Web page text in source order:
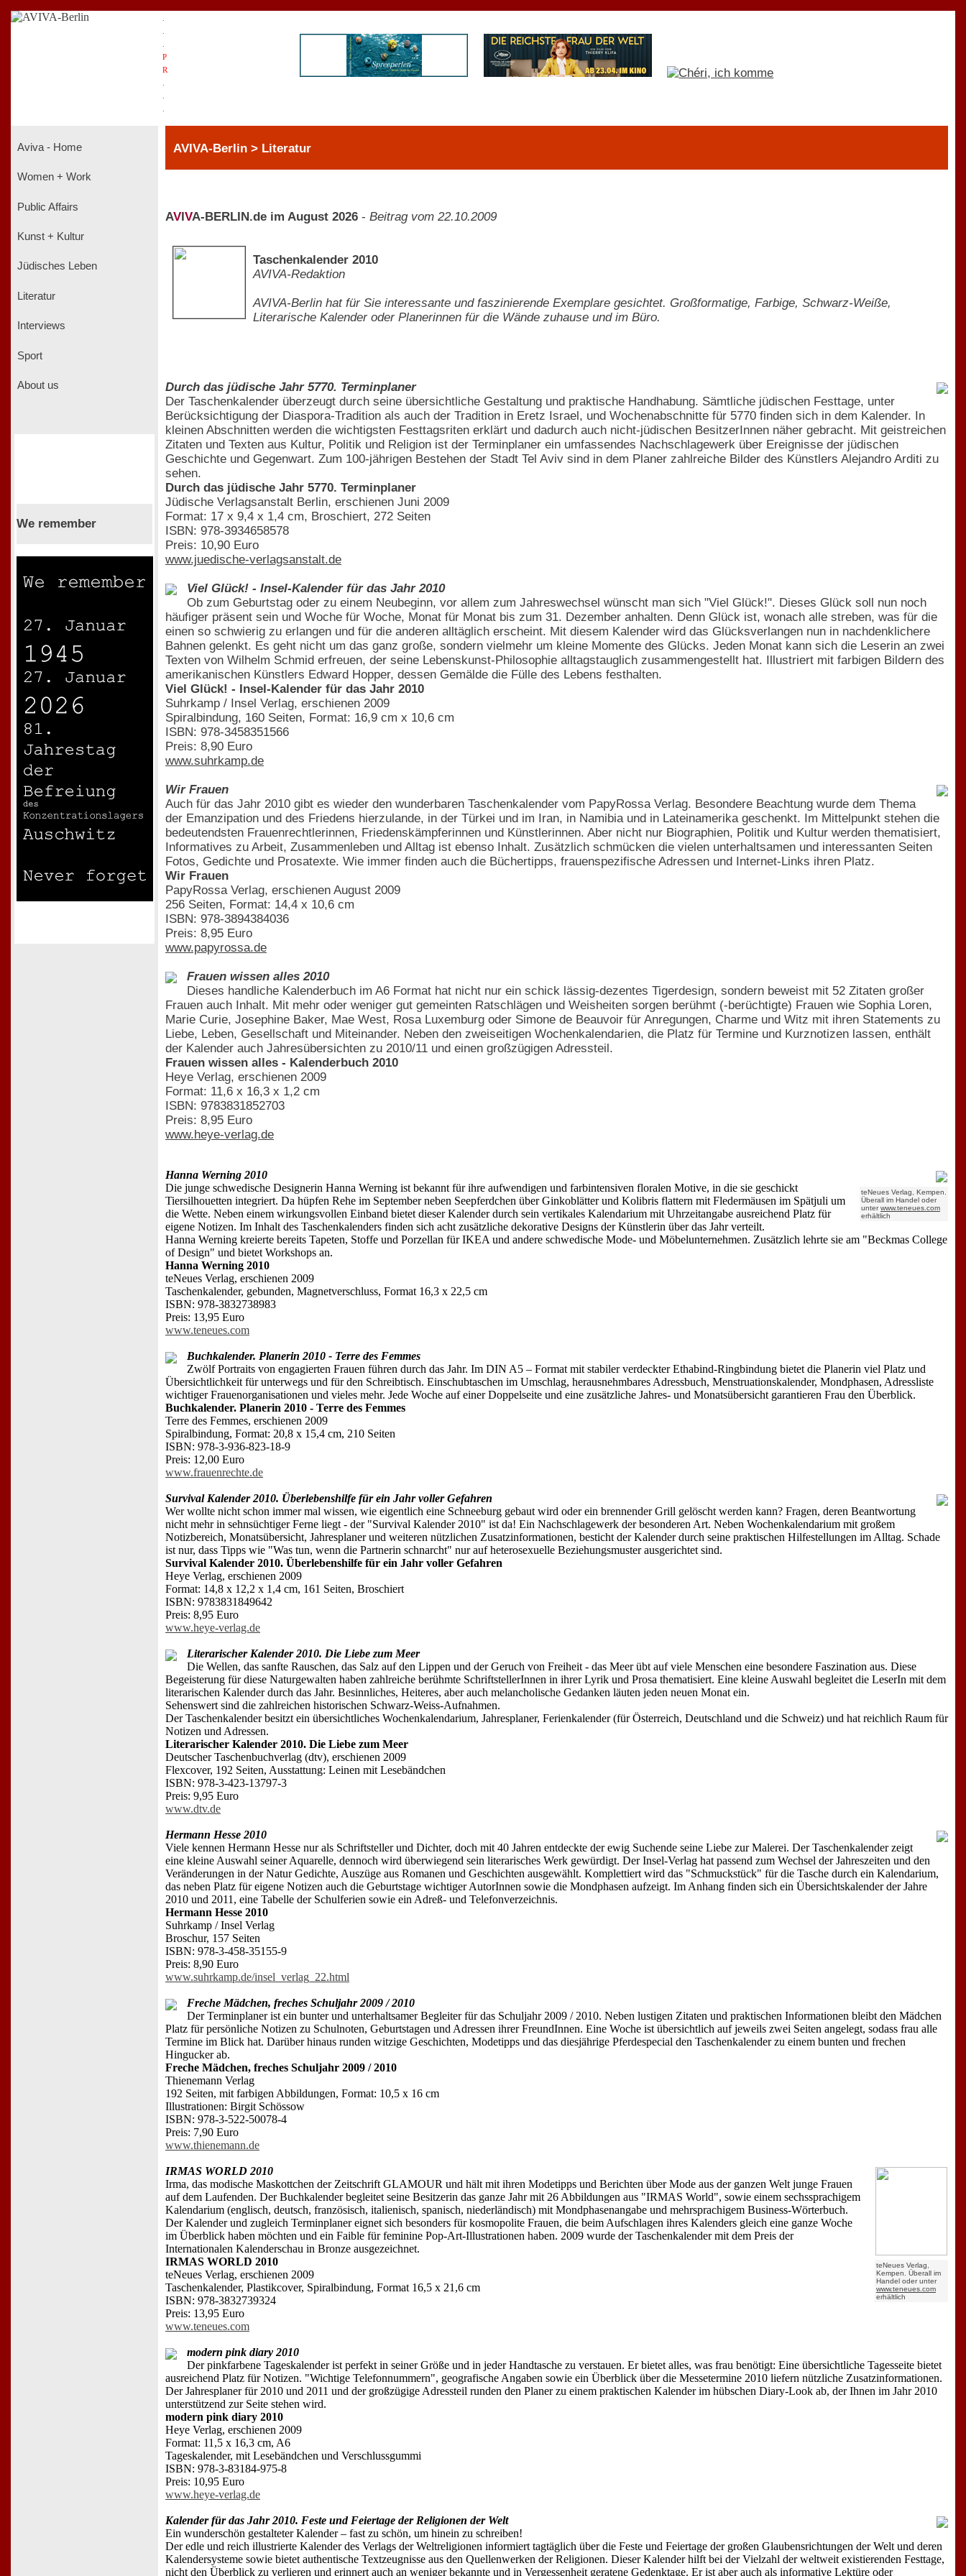
P
R
Aviva - Home
Women + Work
Public Affairs
Kunst + Kultur
Jüdisches Leben
Literatur
Interviews
Sport
About us
We remember
AVIVA-Berlin > Literatur
AV VA-BERLIN.de im August 2026 - Beitrag vom 22.10.2009
Taschenkalender 2010
AVIVA-Redaktion
AVIVA-Berlin hat für Sie interessante und faszinierende Exemplare gesichtet. Großformatige, Farbige, Schwarz-Weiße,
Literarische Kalender oder Planerinnen für die Wände zuhause und im Büro.
Durch das jüdische Jahr 5770. Terminplaner
Der Taschenkalender überzeugt durch seine übersichtliche Gestaltung und praktische Handhabung. Sämtliche jüdischen Festtage, unter
Berücksichtigung der Diaspora-Tradition als auch der Tradition in Eretz Israel, und Wochenabschnitte für 5770 finden sich in dem Kalender. In
kleinen Abschnitten werden die wichtigsten Festtagsriten erklärt und dadurch auch nicht-jüdischen BesitzerInnen näher gebracht. Mit geistreichen
Zitaten und Texten aus Kultur, Politik und Religion ist der Terminplaner ein umfassendes Nachschlagewerk über Ereignisse der jüdischen
Geschichte und Gegenwart. Zum 100-jährigen Bestehen der Stadt Tel Aviv sind in dem Planer zahlreiche Bilder des Künstlers Alejandro Arditi zu
sehen.
Durch das jüdische Jahr 5770. Terminplaner
Jüdische Verlagsanstalt Berlin, erschienen Juni 2009
Format: 17 x 9,4 x 1,4 cm, Broschiert, 272 Seiten
ISBN: 978-3934658578
Preis: 10,90 Euro
www.juedische-verlagsanstalt.de
Viel Glück! - Insel-Kalender für das Jahr 2010
Ob zum Geburtstag oder zu einem Neubeginn, vor allem zum Jahreswechsel wünscht man sich "Viel Glück!". Dieses Glück soll nun noch
häufiger präsent sein und Woche für Woche, Monat für Monat bis zum 31. Dezember anhalten. Denn Glück ist, wonach alle streben, was für die
einen so schwierig zu erlangen und für die anderen alltäglich erscheint. Mit diesem Kalender wird das Glücksverlangen nun in nachdenklichere
Bahnen gelenkt. Es geht nicht um das ganz große, sondern vielmehr um kleine Momente des Glücks. Jeden Monat kann sich die Leserin an zwei
Texten von Wilhelm Schmid erfreuen, der seine Lebenskunst-Philosophie alltagstauglich zusammengestellt hat. Illustriert mit farbigen Bildern des
amerikanischen Künstlers Edward Hopper, dessen Gemälde die Fülle des Lebens festhalten.
Viel Glück! - Insel-Kalender für das Jahr 2010
Suhrkamp / Insel Verlag, erschienen 2009
Spiralbindung, 160 Seiten, Format: 16,9 cm x 10,6 cm
ISBN: 978-3458351566
Preis: 8,90 Euro
www.suhrkamp.de
Wir Frauen
Auch für das Jahr 2010 gibt es wieder den wunderbaren Taschenkalender vom PapyRossa Verlag. Besondere Beachtung wurde dem Thema
der Emanzipation und des Friedens hierzulande, in der Türkei und im Iran, in Namibia und in Lateinamerika geschenkt. Im Mittelpunkt stehen die
bedeutendsten Frauenrechtlerinnen, Friedenskämpferinnen und Künstlerinnen. Aber nicht nur Biographien, Politik und Kultur werden thematisiert,
Informatives zu Arbeit, Zusammenleben und Alltag ist ebenso Inhalt. Zusätzlich schmücken die vielen unterhaltsamen und interessanten Seiten
Fotos, Gedichte und Prosatexte. Wie immer finden auch die Büchertipps, frauenspezifische Adressen und Internet-Links ihren Platz.
Wir Frauen
PapyRossa Verlag, erschienen August 2009
256 Seiten, Format: 14,4 x 10,6 cm
ISBN: 978-3894384036
Preis: 8,95 Euro
www.papyrossa.de
Frauen wissen alles 2010
Dieses handliche Kalenderbuch im A6 Format hat nicht nur ein schick lässig-dezentes Tigerdesign, sondern beweist mit 52 Zitaten großer
Frauen auch Inhalt. Mit mehr oder weniger gut gemeinten Ratschlägen und Weisheiten sorgen berühmt (-berüchtigte) Frauen wie Sophia Loren,
Marie Curie, Josephine Baker, Mae West, Rosa Luxemburg oder Simone de Beauvoir für Anregungen, Charme und Witz mit ihren Statements zu
Liebe, Leben, Gesellschaft und Miteinander. Neben den zweiseitigen Wochenkalendarien, die Platz für Termine und Kurznotizen lassen, enthält
der Kalender auch Jahresübersichten zu 2010/11 und einen großzügigen Adressteil.
Frauen wissen alles - Kalenderbuch 2010
Heye Verlag, erschienen 2009
Format: 11,6 x 16,3 x 1,2 cm
ISBN: 9783831852703
Preis: 8,95 Euro
www.heye-verlag.de
teNeues Verlag, Kempen.
Überall im Handel oder
unterwww.teneues.com
erhältlich
Hanna Werning 2010
Die junge schwedische Designerin Hanna Werning ist bekannt für ihre aufwendigen und farbintensiven floralen Motive, in die sie geschickt
Tiersilhouetten integriert. Da hüpfen Rehe im September neben Seepferdchen über Ginkoblätter und Kolibris flattern mit Fledermäusen im Spätjuli um
die Wette. Neben einem wirkungsvollen Einband bietet dieser Kalender durch sein vertikales Kalendarium mit Uhrzeitangabe ausreichend Platz für
eigene Notizen. Im Inhalt des Taschenkalenders finden sich acht zusätzliche dekorative Designs der Künstlerin über das Jahr verteilt.
Hanna Werning kreierte bereits Tapeten, Stoffe und Porzellan für IKEA und andere schwedische Mode- und Möbelunternehmen. Zusätzlich lehrte sie am "Beckmas College
of Design" und bietet Workshops an.
Hanna Werning 2010
teNeues Verlag, erschienen 2009
Taschenkalender, gebunden, Magnetverschluss, Format 16,3 x 22,5 cm
ISBN: 978-3832738983
Preis: 13,95 Euro
www.teneues.com
Buchkalender. Planerin 2010 - Terre des Femmes
Zwölf Portraits von engagierten Frauen führen durch das Jahr. Im DIN A5 – Format mit stabiler verdeckter Ethabind-Ringbindung bietet die Planerin viel Platz und
Übersichtlichkeit für unterwegs und für den Schreibtisch. Einschubtaschen im Umschlag, herausnehmbares Adressbuch, Menstruationskalender, Mondphasen, Adressliste
wichtiger Frauenorganisationen und vieles mehr. Jede Woche auf einer Doppelseite und eine zusätzliche Jahres- und Monatsübersicht garantieren Frau den Überblick.
Buchkalender. Planerin 2010 - Terre des Femmes
Terre des Femmes, erschienen 2009
Spiralbindung, Format: 20,8 x 15,4 cm, 210 Seiten
ISBN: 978-3-936-823-18-9
Preis: 12,00 Euro
www.frauenrechte.de
Survival Kalender 2010. Überlebenshilfe für ein Jahr voller Gefahren
Wer wollte nicht schon immer mal wissen, wie eigentlich eine Schneeburg gebaut wird oder ein brennender Grill gelöscht werden kann? Fragen, deren Beantwortung
nicht mehr in sehnsüchtiger Ferne liegt - der "Survival Kalender 2010" ist da! Ein Nachschlagewerk der besonderen Art. Neben Wochenkalendarium mit großem
Notizbereich, Monatsübersicht, Jahresplaner und weiteren nützlichen Zusatzinformationen, besticht der Kalender durch seine praktischen Hilfestellungen im Alltag. Schade
ist nur, dass Tipps wie "Was tun, wenn die Partnerin schnarcht" nur auf heterosexuelle Beziehungsmuster ausgerichtet sind.
Survival Kalender 2010. Überlebenshilfe für ein Jahr voller Gefahren
Heye Verlag, erschienen 2009
Format: 14,8 x 12,2 x 1,4 cm, 161 Seiten, Broschiert
ISBN: 9783831849642
Preis: 8,95 Euro
www.heye-verlag.de
Literarischer Kalender 2010. Die Liebe zum Meer
Die Wellen, das sanfte Rauschen, das Salz auf den Lippen und der Geruch von Freiheit - das Meer übt auf viele Menschen eine besondere Faszination aus. Diese
Begeisterung für diese Naturgewalten haben zahlreiche berühmte SchriftstellerInnen in ihrer Lyrik und Prosa thematisiert. Eine kleine Auswahl begleitet die LeserIn mit dem
literarischen Kalender durch das Jahr. Besinnliches, Heiteres, aber auch melancholische Gedanken läuten jeden neuen Monat ein.
Sehenswert sind die zahlreichen historischen Schwarz-Weiss-Aufnahmen.
Der Taschenkalender besitzt ein übersichtliches Wochenkalendarium, Jahresplaner, Ferienkalender (für Österreich, Deutschland und die Schweiz) und hat reichlich Raum für
Notizen und Adressen.
Literarischer Kalender 2010. Die Liebe zum Meer
Deutscher Taschenbuchverlag (dtv), erschienen 2009
Flexcover, 192 Seiten, Ausstattung: Leinen mit Lesebändchen
ISBN: 978-3-423-13797-3
Preis: 9,95 Euro
www.dtv.de
Hermann Hesse 2010
Viele kennen Hermann Hesse nur als Schriftsteller und Dichter, doch mit 40 Jahren entdeckte der ewig Suchende seine Liebe zur Malerei. Der Taschenkalender zeigt
eine kleine Auswahl seiner Aquarelle, dennoch wird überwiegend sein literarisches Werk gewürdigt. Der Insel-Verlag hat passend zum Wechsel der Jahreszeiten und den
Veränderungen in der Natur Gedichte, Auszüge aus Romanen und Geschichten ausgewählt. Komplettiert wird das "Schmuckstück" für die Tasche durch ein Kalendarium,
das neben Platz für eigene Notizen auch die Geburtstage wichtiger AutorInnen sowie die Mondphasen aufzeigt. Im Anhang finden sich ein Übersichtskalender der Jahre
2010 und 2011, eine Tabelle der Schulferien sowie ein Adreß- und Telefonverzeichnis.
Hermann Hesse 2010
Suhrkamp / Insel Verlag
Broschur, 157 Seiten
ISBN: 978-3-458-35155-9
Preis: 8,90 Euro
www.suhrkamp.de/insel_verlag_22.html
Freche Mädchen, freches Schuljahr 2009 / 2010
Der Terminplaner ist ein bunter und unterhaltsamer Begleiter für das Schuljahr 2009 / 2010. Neben lustigen Zitaten und praktischen Informationen bleibt den Mädchen
Platz für persönliche Notizen zu Schulnoten, Geburtstagen und Adressen ihrer FreundInnen. Eine Woche ist übersichtlich auf jeweils zwei Seiten angelegt, sodass frau alle
Termine im Blick hat. Darüber hinaus runden witzige Geschichten, Modetipps und das diesjährige Pferdespecial den Taschenkalender zu einem bunten und frechen
Hingucker ab.
Freche Mädchen, freches Schuljahr 2009 / 2010
Thienemann Verlag
192 Seiten, mit farbigen Abbildungen, Format: 10,5 x 16 cm
Illustrationen: Birgit Schössow
ISBN: 978-3-522-50078-4
Preis: 7,90 Euro
www.thienemann.de
teNeues Verlag,
Kempen. Überall im
Handel oder unter
www.teneues.com
erhältlich
IRMAS WORLD 2010
Irma, das modische Maskottchen der Zeitschrift GLAMOUR und hält mit ihren Modetipps und Berichten über Mode aus der ganzen Welt junge Frauen
auf dem Laufenden. Der Buchkalender begleitet seine Besitzerin das ganze Jahr mit 26 Abbildungen aus "IRMAS World", sowie einem sechssprachigem
Kalendarium (englisch, deutsch, französisch, italienisch, spanisch, niederländisch) mit Mondphasenangabe und mehrsprachigem Business-Wörterbuch.
Der Kalender und zugleich Terminplaner eignet sich besonders für kosmopolite Frauen, die beim Aufschlagen ihres Kalenders gleich eine ganze Woche
im Überblick haben möchten und ein Faible für feminine Pop-Art-Illustrationen haben. 2009 wurde der Taschenkalender mit dem Preis der
Internationalen Kalenderschau in Bronze ausgezeichnet.
IRMAS WORLD 2010
teNeues Verlag, erschienen 2009
Taschenkalender, Plastikcover, Spiralbindung, Format 16,5 x 21,6 cm
ISBN: 978-3832739324
Preis: 13,95 Euro
www.teneues.com
modern pink diary 2010
Der pinkfarbene Tageskalender ist perfekt in seiner Größe und in jeder Handtasche zu verstauen. Er bietet alles, was frau benötigt: Eine übersichtliche Tagesseite bietet
ausreichend Platz für Notizen. "Wichtige Telefonnummern", geografische Angaben sowie ein Überblick über die Messetermine 2010 liefern nützliche Zusatzinformationen.
Der Jahresplaner für 2010 und 2011 und der großzügige Adressteil runden den Planer zu einem praktischen Kalender im hübschen Diary-Look ab, der Ihnen im Jahr 2010
unterstützend zur Seite stehen wird.
modern pink diary 2010
Heye Verlag, erschienen 2009
Format: 11,5 x 16,3 cm, A6
Tageskalender, mit Lesebändchen und Verschlussgummi
ISBN: 978-3-83184-975-8
Preis: 10,95 Euro
www.heye-verlag.de
Kalender für das Jahr 2010. Feste und Feiertage der Religionen der Welt
Ein wunderschön gestalteter Kalender – fast zu schön, um hinein zu schreiben!
Der edle und reich illustrierte Kalender des Verlags der Weltreligionen informiert tagtäglich über die Feste und Feiertage der großen Glaubensrichtungen der Welt und deren
Kalendersysteme sowie bietet authentische Textzeugnisse aus den Quellenwerken der Religionen. Dieser Kalender hilft bei der Vielzahl der weltweit existierenden Festtage,
nicht den Überblick zu verlieren und erinnert auch an weniger bekannte und in Vergessenheit geratene Gedenktage. Er ist aber auch als informative Lektüre oder